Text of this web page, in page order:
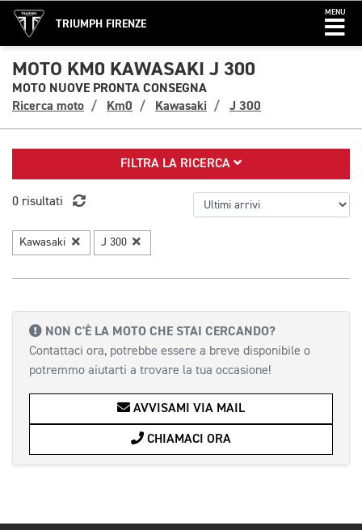
TRIUMPH FIRENZE
MENU
MOTO KM0 KAWASAKI J 300
MOTO NUOVE PRONTA CONSEGNA
Ricerca moto
Km0 Kawasaki J 300
FILTRA LA RICERCA
0 risultati
Kawasaki J 300
NON C'È LA MOTO CHE STAI CERCANDO?
Contattaci ora, potrebbe essere a breve disponibile o
potremmo aiutarti a trovare la tua occasione!
AVVISAMI VIA MAIL
CHIAMACI ORA